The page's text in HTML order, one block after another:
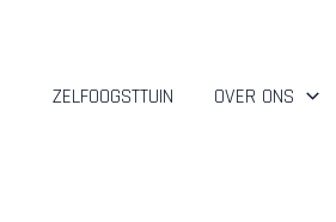
ZELFOOGSTTUIN OVER ONS